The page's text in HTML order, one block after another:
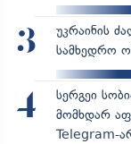
3
უკრაინის
სამხედრო
4
სერგეი
მომხდარ
Telegram-